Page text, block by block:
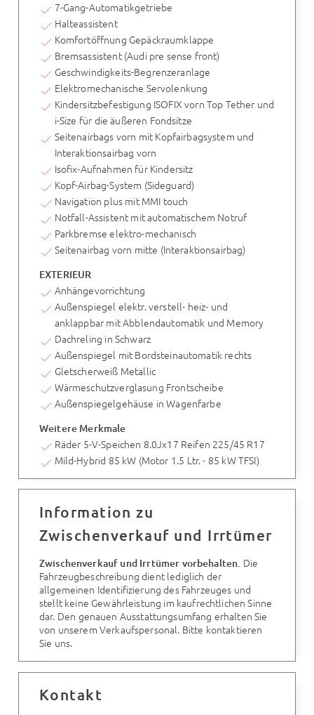
7-Gang-Automatikgetriebe
Halteassistent
Komfortöffnung Gepäckraumklappe
Bremsassistent (Audi pre sense front)
Geschwindigkeits-Begrenzeranlage
Elektromechanische Servolenkung
Kindersitzbefestigung ISOFIX vorn Top Tether und
i-Size für die äußeren Fondsitze
Seitenairbags vorn mit Kopfairbagsystem und
Interaktionsairbag vorn
Isofix-Aufnahmen für Kindersitz
Kopf-Airbag-System (Sideguard)
Navigation plus mit MMI touch
Notfall-Assistent mit automatischem Notruf
Parkbremse elektro-mechanisch
Seitenairbag vorn mitte (Interaktionsairbag)
EXTERIEUR
Anhängevorrichtung
Außenspiegel elektr. verstell- heiz- und
anklappbar mit Abblendautomatik und Memory
Dachreling in Schwarz
Außenspiegel mit Bordsteinautomatik rechts
Gletscherweiß Metallic
Wärmeschutzverglasung Frontscheibe
Außenspiegelgehäuse in Wagenfarbe
Weitere Merkmale
Räder 5-V-Speichen 8.0Jx17 Reifen 225/45 R17
Mild-Hybrid 85 kW (Motor 1.5 Ltr. - 85 kW TFSI)
Information zu
Zwischenverkauf und Irrtümer
Zwischenverkauf und Irrtümer vorbehalten. Die
Fahrzeugbeschreibung dient lediglich der
allgemeinen Identifizierung des Fahrzeuges und
stellt keine Gewährleistung im kaufrechtlichen Sinne
dar. Den genauen Ausstattungsumfang erhalten Sie
von unserem Verkaufspersonal. Bitte kontaktieren
Sie uns.
Kontakt